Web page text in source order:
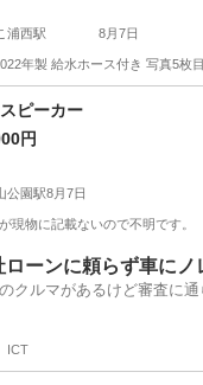
浦西駅 8月7日
年製 給水ホース付き 写真5枚
だこ浦西駅
ピーカー
円
公園駅8月7日
現物に記載ないので不明です。
山公園駅 オーディオ
ローンに頼らず車にノ
クルマがあるけど審査に
ICT